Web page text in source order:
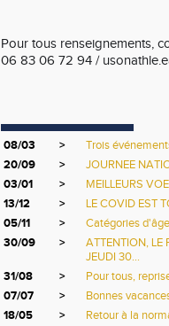
Pour tous renseignements,
06 83 06 72 94 /
08/03 >
Trois
20/09
>
JOURNEE
03/01
>
MEILLEURS
13/12
>
LE COVID EST
05/11
>
Catégories
30/09
>
ATTENTION, LE
JEUDI 30...
31/08
>
Pour tous,
07/07
>
Bonnes
18/05
>
Retour à la